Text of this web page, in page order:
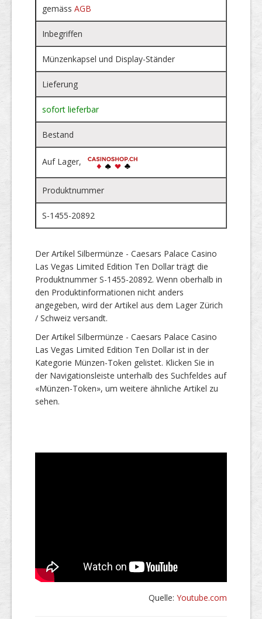
gemäss AGB
Inbegriffen
Münzenkapsel und Display-Ständer
Lieferung
sofort lieferbar
Bestand
Auf Lager,
Produktnummer
S-1455-20892
Der Artikel Silbermünze - Caesars Palace Casino
Las Vegas Limited Edition Ten Dollar trägt die
Produktnummer S-1455-20892. Wenn oberhalb in
den Produktinformationen nicht anders
angegeben, wird der Artikel aus dem Lager Zürich
/ Schweiz versandt.
Der Artikel Silbermünze - Caesars Palace Casino
Las Vegas Limited Edition Ten Dollar ist in der
Kategorie Münzen-Token gelistet. Klicken Sie in
der Navigationsleiste unterhalb des Suchfeldes auf
«Münzen-Token», um weitere ähnliche Artikel zu
sehen.
Quelle: Youtube.com